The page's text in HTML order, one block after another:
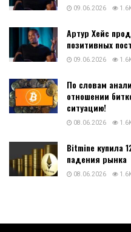
09.06.2026
Артур Хейс
позитивных
09.06.2026
По словам
отношении
ситуацию!
08.06.2026
Bitmine купила
падения рынка
08.06.2026